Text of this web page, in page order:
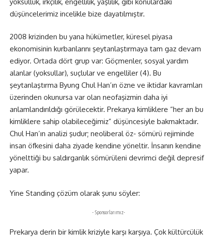
düşüncelerimiz incelikle bize dayatılmıştır.
2008 krizinden bu yana hükümetler, küresel piyasa
ekonomisinin kurbanlarını şeytanlaştırmaya tam gaz devam
ediyor. Ortada dört grup var: Göçmenler, sosyal yardım
alanlar (yoksullar), suçlular ve engelliler (4). Bu
şeytanlaştırma Byung Chul Han’ın özne ve iktidar kavramları
üzerinden okunursa var olan neofaşizmin daha iyi
anlamlandırıldığı görülecektir. Prekarya kimliklere “her an bu
kimliklere sahip olabileceğimiz” düşüncesiyle bakmaktadır.
Chul Han’ın analizi şudur; neoliberal öz- sömürü rejiminde
insan öfkesini daha ziyade kendine yöneltir. İnsanın kendine
yönelttiği bu saldırganlık sömürüleni devrimci değil depresif
yapar.
Yine Standing çözüm olarak şunu söyler:
- Sponsorlarımız-
Prekarya derin bir kimlik kriziyle karşı karşıya. Çok kültürcülük